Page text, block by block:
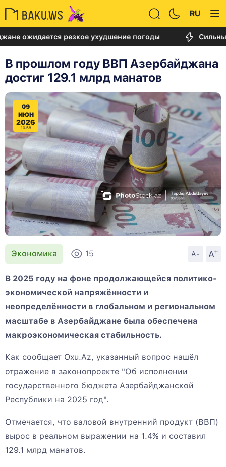
RU
резкое ухудшение погоды Сильный
В прошлом году ВВП Азербайджана
достиг 129.1 млрд манатов
09
ИЮН
2026
10:58
Экономика 15 A- A
+
В 2025 году на фоне продолжающейся политико-
экономической напряжённости и
неопределённости в глобальном и региональном
масштабе в Азербайджане была обеспечена
макроэкономическая стабильность.
Как сообщает Oxu.Az, указанный вопрос нашёл
отражение в законопроекте "Об исполнении
государственного бюджета Азербайджанской
Республики на 2025 год".
Отмечается, что валовой внутренний продукт (ВВП)
вырос в реальном выражении на 1.4% и составил
129.1 млрд манатов.